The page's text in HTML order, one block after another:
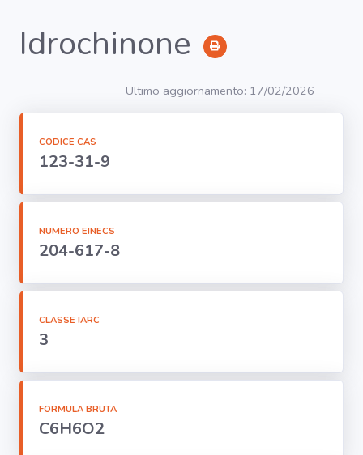
Agenti
Lavorazioni
bersaglio
Visualizza
infografica
Idrochinone
Ultimo aggiornamento: 17/02/2026
CODICE CAS
123-31-9
NUMERO EINECS
204-617-8
CLASSE IARC
3
FORMULA BRUTA
C6H6O2